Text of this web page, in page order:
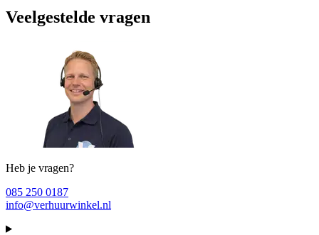
Veelgestelde vragen
Heb je vragen?
085 250 0187
info@verhuurwinkel.nl